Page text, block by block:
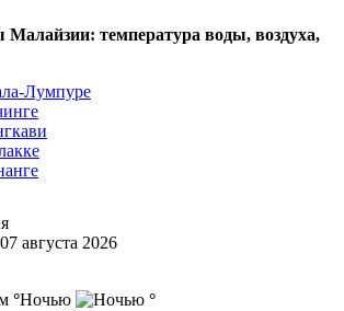
Малайзии: температура воды, воздуха,
Лумпуре
августа 2026
°Ночью
°